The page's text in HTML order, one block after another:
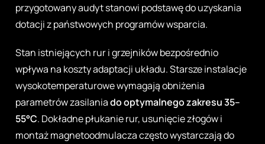
przygotowany audyt stanowi podstawę do uzyskania
dotacji z państwowych programów wsparcia.
Stan istniejących rur i grzejników bezpośrednio
wpływa na koszty adaptacji układu. Starsze instalacje
wysokotemperaturowe wymagają obniżenia
parametrów zasilaniado optymalnego zakresu 35–
55°C. Dokładne płukanie rur, usunięcie złogów i
montaż magnetoodmulacza często wystarczają do